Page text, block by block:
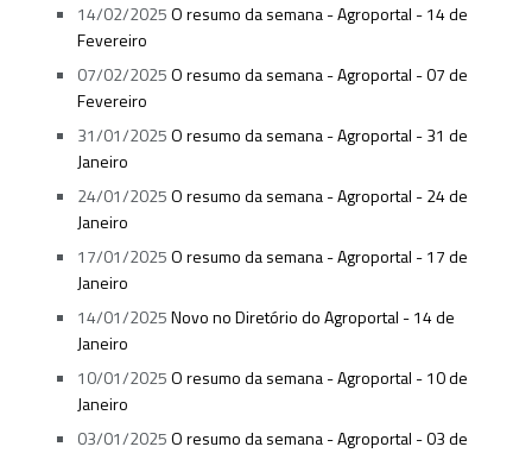
14/02/2025O resumo da semana - Agroportal - 14 de
Fevereiro
07/02/2025O resumo da semana - Agroportal - 07 de
Fevereiro
31/01/2025O resumo da semana - Agroportal - 31 de
Janeiro
24/01/2025O resumo da semana - Agroportal - 24 de
Janeiro
17/01/2025O resumo da semana - Agroportal - 17 de
Janeiro
14/01/2025Novo no Diretório do Agroportal - 14 de
Janeiro
10/01/2025O resumo da semana - Agroportal - 10 de
Janeiro
03/01/2025O resumo da semana - Agroportal - 03 de